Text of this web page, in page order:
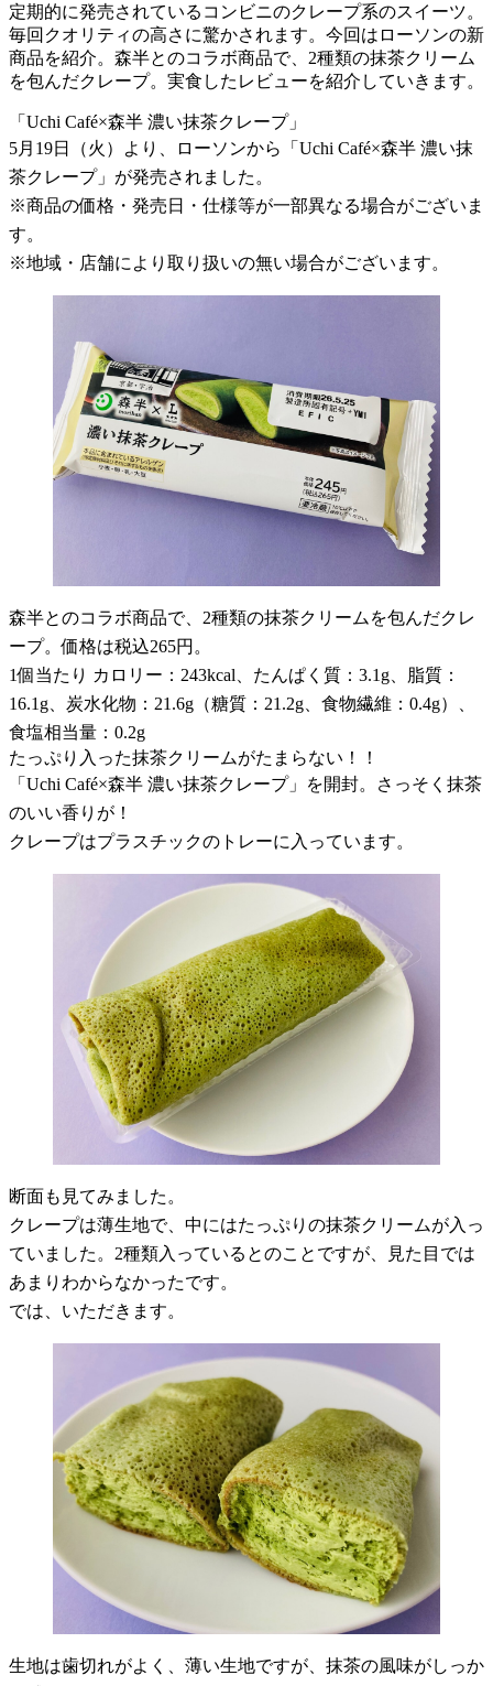
定期的に発売されているコンビニのクレープ系のスイーツ。
毎回クオリティの高さに驚かされます。今回はローソンの新
商品を紹介。森半とのコラボ商品で、2種類の抹茶クリーム
を包んだクレープ。実食したレビューを紹介していきます。
「Uchi Café×森半 濃い抹茶クレープ」
5月19日（火）より、ローソンから「Uchi Café×森半 濃い抹
茶クレープ」が発売されました。
※商品の価格・発売日・仕様等が一部異なる場合がございま
す。
※地域・店舗により取り扱いの無い場合がございます。
森半とのコラボ商品で、2種類の抹茶クリームを包んだクレ
ープ。価格は税込265円。
1個当たり カロリー：243kcal、たんぱく質：3.1g、脂質：
16.1g、炭水化物：21.6g（糖質：21.2g、食物繊維：0.4g）、
食塩相当量：0.2g
たっぷり入った抹茶クリームがたまらない！！
「Uchi Café×森半 濃い抹茶クレープ」を開封。さっそく抹茶
のいい香りが！
クレープはプラスチックのトレーに入っています。
断面も見てみました。
クレープは薄生地で、中にはたっぷりの抹茶クリームが入っ
ていました。2種類入っているとのことですが、見た目では
あまりわからなかったです。
では、いただきます。
生地は歯切れがよく、薄い生地ですが、抹茶の風味がしっか